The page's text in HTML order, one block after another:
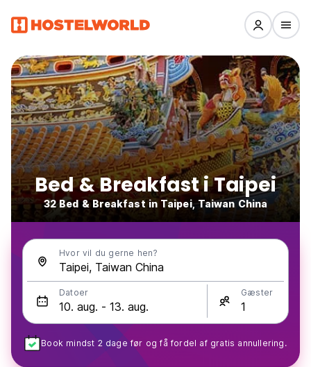
Bed & Breakfast i Taipei
32 Bed & Breakfast in Taipei, Taiwan China
Hvor vil du gerne hen?
Datoer Gæster
Book mindst 2 dage før og få fordel af gratis annullering.